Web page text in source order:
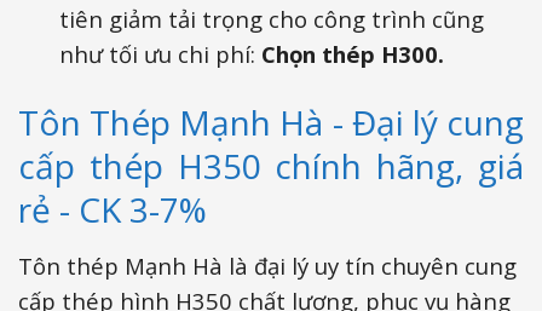
tiên giảm tải trọng cho công trình cũng
như tối ưu chi phí: Chọn thép H300.
Tôn Thép Mạnh Hà - Đại lý cung
cấp thép H350 chính hãng, giá
rẻ - CK 3-7%
Tôn thép Mạnh Hà là đại lý uy tín chuyên cung
cấp thép hình H350 chất lượng, phục vụ hàng